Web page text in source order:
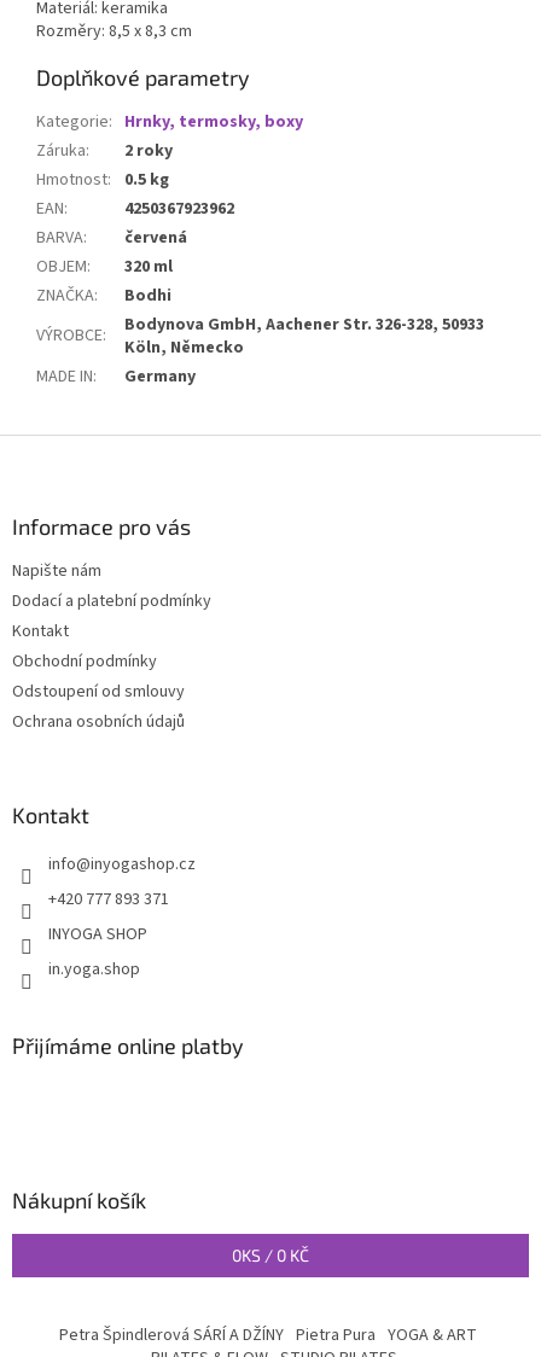
Materiál: keramika
Rozměry: 8,5 x 8,3 cm
Doplňkové parametry
Kategorie: Hrnky, termosky, boxy
Záruka:
2 roky
Hmotnost:
0.5 kg
EAN:
4250367923962
BARVA:
červená
OBJEM:
320 ml
ZNAČKA:
Bodhi
VÝROBCE:
Bodynova GmbH, Aachener Str. 326-328, 50933
Köln, Německo
MADE IN: Germany
Informace pro vás
Napište nám
Dodací a platební podmínky
Kontakt
Obchodní podmínky
Odstoupení od smlouvy
Ochrana osobních údajů
Kontakt
info@inyogashop.cz
+420 777 893 371
INYOGA SHOP
in.yoga.shop
Přijímáme online platby
Nákupní košík
0KS / 0 KČ
Petra Špindlerová SÁRÍ A DŽÍNY Pietra Pura YOGA & ART